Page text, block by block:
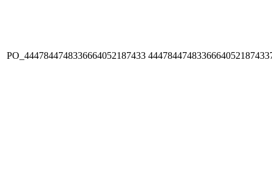
PO_4447844748336664052187433